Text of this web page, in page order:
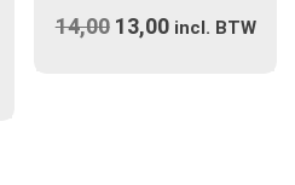
variaties.
14,00 Oorspronkelijke
13,00Huidige
incl. BTW